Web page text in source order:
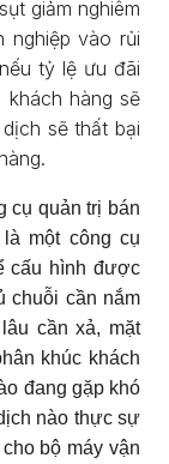
giảm nghiêm
nghiệp vào rủi
tỷ lệ ưu đãi
, khách hàng sẽ
sẽ thất bại
cụ quản trị bán
một công cụ
cấu hình được
chuỗi cần nắm
cần xả, mặt
khúc khách
đang gặp khó
nào thực sự
bộ máy vận